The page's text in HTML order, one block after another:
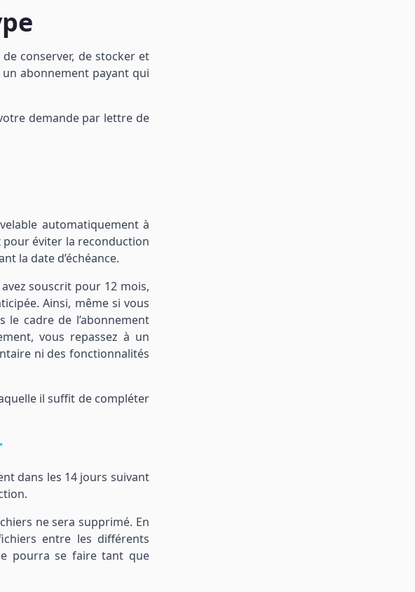
conserver, de stocker et
abonnement payant qui
demande par lettre de
automatiquement à
pour éviter la reconduction
la date d’échéance.
souscrit pour 12 mois,
Ainsi, même si vous
le cadre de l’abonnement
vous repassez à un
ni des fonctionnalités
il suffit de compléter
dans les 14 jours suivant
ne sera supprimé. En
entre les différents
pourra se faire tant que